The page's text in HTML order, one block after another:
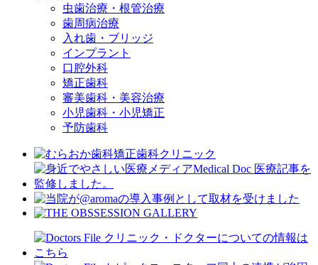
虫歯治療・根管治療
歯周病治療
入れ歯・ブリッジ
インプラント
口腔外科
矯正歯科
審美歯科・美容治療
小児歯科・小児矯正
予防歯科